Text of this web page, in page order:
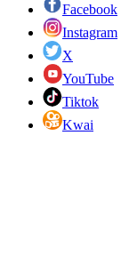
Facebook
Instagram
X
YouTube
Tiktok
Kwai